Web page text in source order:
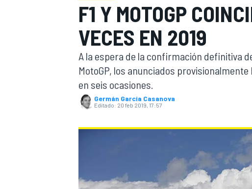
F1 Y MOTOGP
VECES EN 2019
A la espera de la confirmación definitiva
MotoGP, los anunciados
en seis ocasiones.
Germán Garcia Casanova
Editado: 20 feb 2019, 17:57